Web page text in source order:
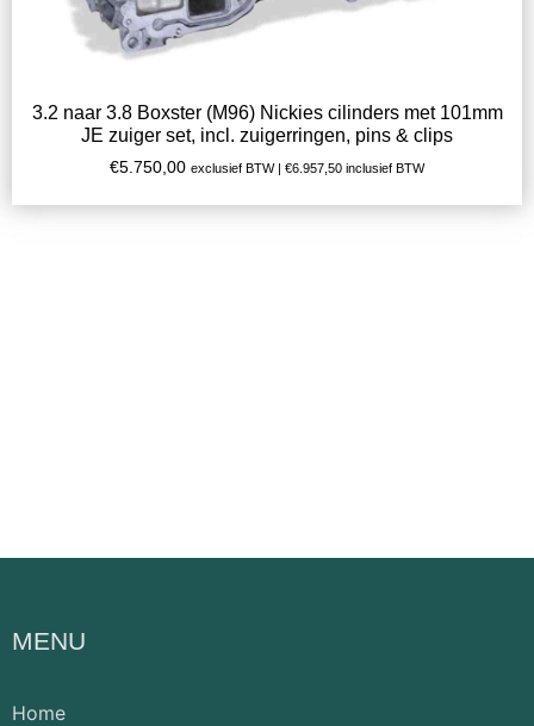
3.2 naar 3.8 Boxster (M96) Nickies cilinders met 101mm
JE zuiger set, incl. zuigerringen, pins & clips
€5.750,00 exclusief BTW | €6.957,50 inclusief BTW
MENU
Home